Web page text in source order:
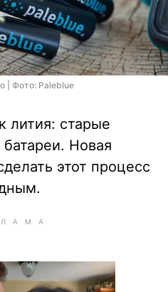
| Фото: Paleblue
лития: старые
Новая
этот процесс